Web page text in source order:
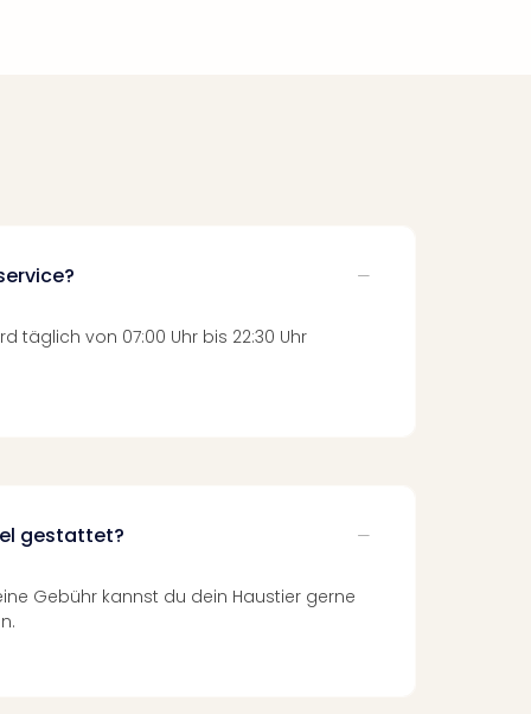
täglich von 07:00 Uhr bis 22:30 Uhr
gestattet?
Gebühr kannst du dein Haustier gerne